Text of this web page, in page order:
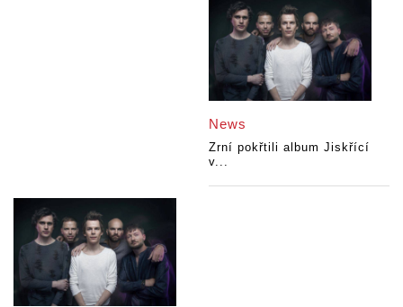
News
Zrní pokřtili album Jiskřící
v...